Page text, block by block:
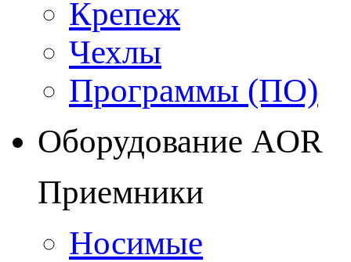
Крепеж
Чехлы
Программы (ПО)
Оборудование AOR
Приемники
Носимые